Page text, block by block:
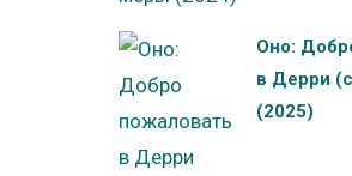
Оно:
в Дерри
(2025)